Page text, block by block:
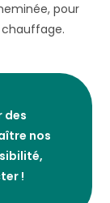
pour
des
nos
!